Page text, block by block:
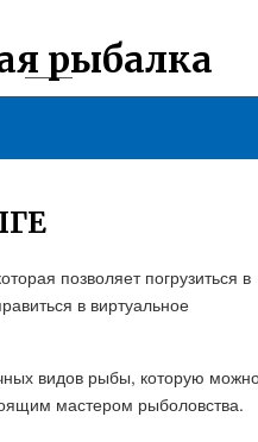
рыбалка
позволяет погрузиться в
в виртуальное
видов рыбы, которую
мастером рыболовства.